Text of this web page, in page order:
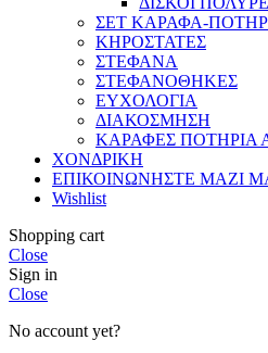
ΣΕΤ ΚΑΡΑΦΑ-
ΚΗΡΟΣΤΑΤΕΣ
ΣΤΕΦΑΝΑ
ΣΤΕΦΑΝΟΘΗΚΕΣ
ΕΥΧΟΛΟΓΙΑ
ΔΙΑΚΟΣΜΗΣΗ
ΚΑΡΑΦΕΣ ΠΟΤΗΡΙΑ
ΧΟΝΔΡΙΚΗ
ΕΠΙΚΟΙΝΩΝΗΣΤΕ ΜΑΖΙ
Wishlist
Shopping cart
Close
Sign in
Close
No account yet?